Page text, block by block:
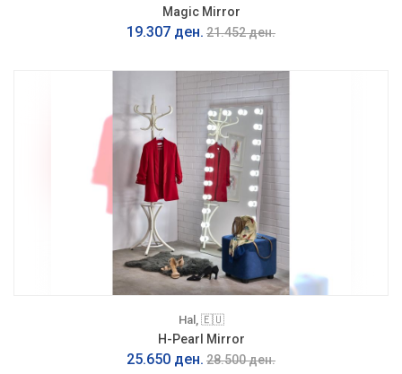
Magic Mirror
19.307 ден. 21.452 ден.
Hal, 🇪🇺
H-Pearl Mirror
25.650 ден. 28.500 ден.